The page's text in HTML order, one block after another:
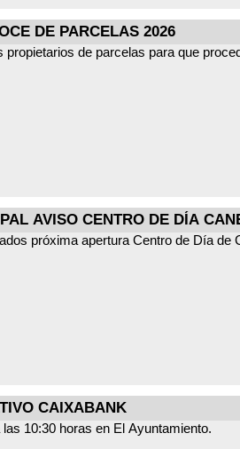
DE PARCELAS 2026
propietarios de parcelas para que
AVISO CENTRO DE DÍA
próxima apertura Centro de Día de
CAIXABANK
10:30 horas en El Ayuntamiento.